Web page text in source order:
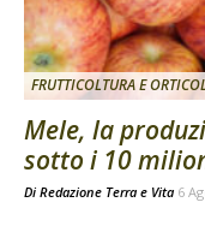
FRUTTICOLTURA E
Mele, la
sotto i 10
Di Redazione Terra e Vita 6